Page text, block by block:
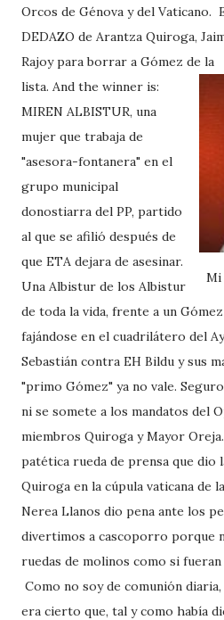
Orcos de Génova y del Vaticano.
DEDAZO de Arantza Quiroga,
Rajoy para borrar a Gómez de la
Mi
lista. And the winner is:
MIREN ALBISTUR, una
mujer que trabaja de
"asesora-fontanera" en el
grupo municipal
donostiarra del PP, partido
al que se afilió después de
que ETA dejara de asesinar.
Una Albistur de los Albistur
de toda la vida, frente a un
fajándose en el cuadrilátero del
Sebastián contra EH Bildu y sus
"primo Gómez" ya no vale.
ni se somete a los mandatos del
miembros Quiroga y Mayor
patética rueda de prensa que dio
Quiroga en la cúpula vaticana de
Nerea Llanos dio pena ante los
divertimos a cascoporro porque
ruedas de molinos como si fueran
Como no soy de comunión
era cierto que, tal y como había